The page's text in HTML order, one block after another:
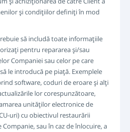
şi condiţiilor definiţi în mod
să includă toate informaţiile
pentru repararea şi/sau
Companiei sau celor pe care
le introducă pe piaţă. Exemplele
software, coduri de eroare şi alţi
lor corespunzătoare,
unităţilor electronice de
uri) cu obiectivul restaurării
sau în caz de înlocuire, a